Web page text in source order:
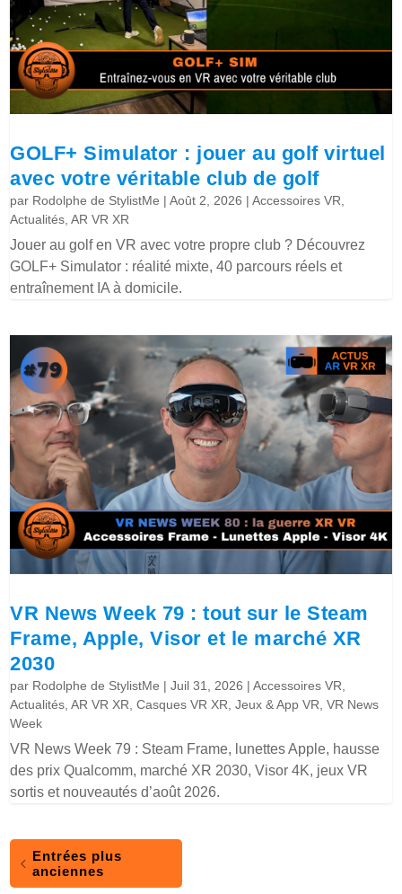
GOLF+ Simulator : jouer au golf virtuel
avec votre véritable club de golf
par Rodolphe de StylistMe |Août 2, 2026 |Accessoires VR
Actualités ,AR VR XR
Jouer au golf en VR avec votre propre club ? Découvrez
GOLF+ Simulator : réalité mixte, 40 parcours réels et
entraînement IA à domicile.
VR News Week 79 : tout sur le Steam
Frame, Apple, Visor et le marché XR
2030
par Rodolphe de StylistMe |Juil 31, 2026 |Accessoires VR
Actualités ,AR VR XR ,Casques VR XR ,Jeux & App VR ,VR News
Week
VR News Week 79 : Steam Frame, lunettes Apple, hausse
des prix Qualcomm, marché XR 2030, Visor 4K, jeux VR
sortis et nouveautés d’août 2026.
Entrées plus
anciennes